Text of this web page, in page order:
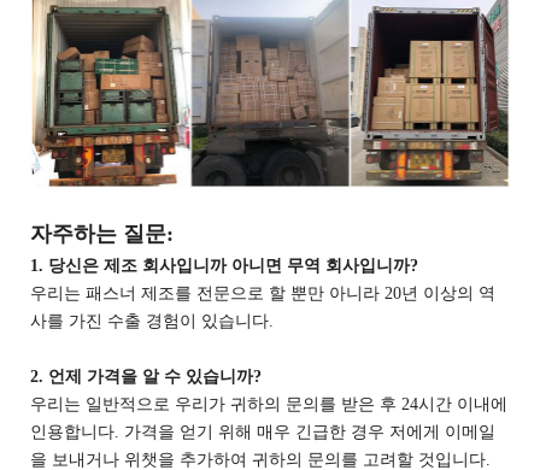
자주하는 질문:
1. 당신은 제조 회사입니까 아니면 무역 회사입니까?
우리는 패스너 제조를 전문으로 할 뿐만 아니라 20년 이상의 역
사를 가진 수출 경험이 있습니다.
2. 언제 가격을 알 수 있습니까?
우리는 일반적으로 우리가 귀하의 문의를 받은 후 24시간 이내에
인용합니다. 가격을 얻기 위해 매우 긴급한 경우 저에게 이메일
을 보내거나 위챗을 추가하여 귀하의 문의를 고려할 것입니다.